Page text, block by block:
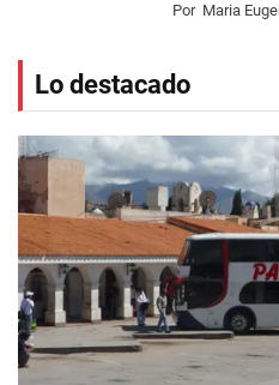
Por Maria
Lo destacado